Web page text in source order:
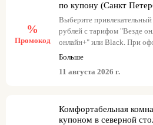
работает
можно получить
скидку отличный повод
более выгодных
%
Промокод
по купону (Санкт
Выберите
рублей с тарифом "Везде
онлайн+" или Black. При
введите промокод и номер
Номер goldspb с тарифом
Больше
11 августа 2026 г.
Комфортабельная
купоном в северной